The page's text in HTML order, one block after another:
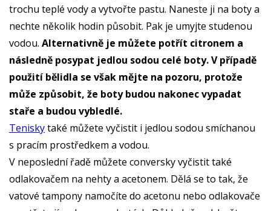
trochu teplé vody a vytvořte pastu. Naneste ji na boty a
nechte několik hodin působit. Pak je umyjte studenou
vodou. Alternativně je můžete potřít citronem a
následně posypat jedlou sodou celé boty. V případě
použití bělidla se však mějte na pozoru, protože
může způsobit, že boty budou nakonec vypadat
staře a budou vybledlé.
Teniskytaké můžete vyčistit i jedlou sodou smíchanou
s pracím prostředkem a vodou.
V neposlední řadě můžete conversky vyčistit také
odlakovačem na nehty a acetonem. Dělá se to tak, že
vatové tampony namočíte do acetonu nebo odlakovače